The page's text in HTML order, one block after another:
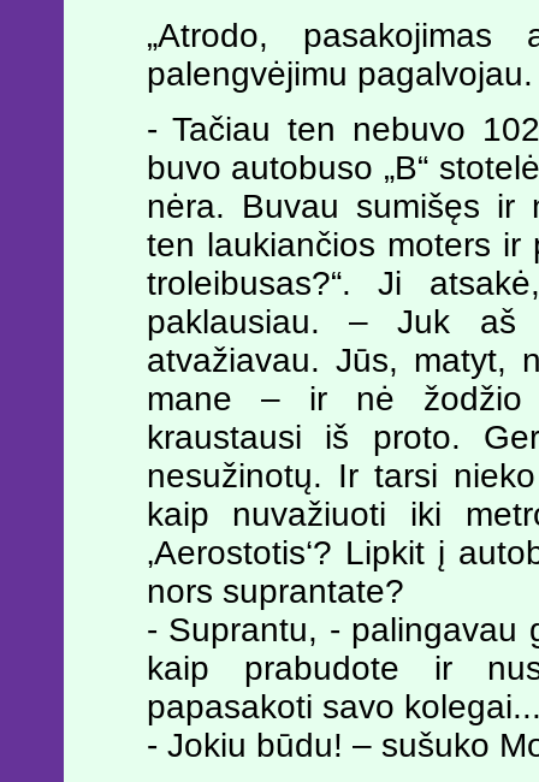
„Atrodo,
palengvėjimu pagalvojau.
- Tačiau ten nebuvo
buvo autobuso „B“
nėra. Buvau sumišęs ir
ten laukiančios moters ir
troleibusas?“. Ji
paklausiau. – Juk
atvažiavau. Jūs, matyt,
mane – ir nė žodžio
kraustausi iš proto.
nesužinotų. Ir tarsi
kaip nuvažiuoti iki
‚Aerostotis‘? Lipkit į
nors suprantate?
- Suprantu, - palingavau
kaip prabudote ir
papasakoti savo
- Jokiu būdu! – sušuko